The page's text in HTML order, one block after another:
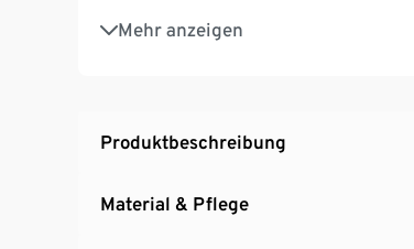
Mehr anzeigen
Flacher Saum an den Kanten für
Heißsiegel-Logo an der Seite
Produktbeschreibung
Material & Pflege